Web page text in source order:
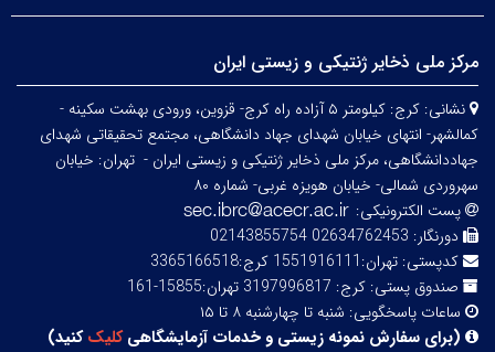
مرکز ملی ذخایر ژنتیکی و زیستی ایران
نشانی:
کرج: کیلومتر ۵ آزاده راه کرج- قزوین، ورودی بهشت سکینه -
کمالشهر- انتهای خیابان شهدای جهاد دانشگاهی، مجتمع تحقیقاتی شهدای
جهاددانشگاهی، مرکز ملی ذخایر ژنتیکی و زیستی ایران - تهران: خیابان
سهروردی شمالی- خیابان هویزه غربی- شماره ۸۰
پست الکترونیکی:
دورنگار: 02634762453 02143855754
کدپستی: تهران:1551916111 کرج:3365166518
صندوق پستی: کرج: 3197996817 تهران:15855-161
ساعات پاسخگویی: شنبه تا چهارشنبه ۸ تا ۱۵
(برای سفارش نمونه زیستی و خدمات آزمایشگاهیکلیککنید)